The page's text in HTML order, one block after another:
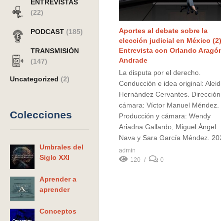
ENTREVISTAS
(22)
PODCAST (185)
TRANSMISIÓN
(147)
Uncategorized (2)
Colecciones
Umbrales del
Siglo XXI
Aprender a
aprender
Conceptos
Aportes al debate sobre la
elección judicial en México
Entrevista con Orlando
Andrade
La disputa por el derecho.
Conducción e idea original:
Hernández Cervantes.
cámara: Víctor Manuel Méndez.
Producción y cámara: Wendy
Ariadna Gallardo, Miguel Ángel
Nava y Sara García Méndez.
admin
120
0